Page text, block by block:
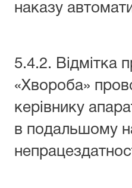
наказу
5.4.2. Відмітка
«Хвороба»
керівнику
в подальшому